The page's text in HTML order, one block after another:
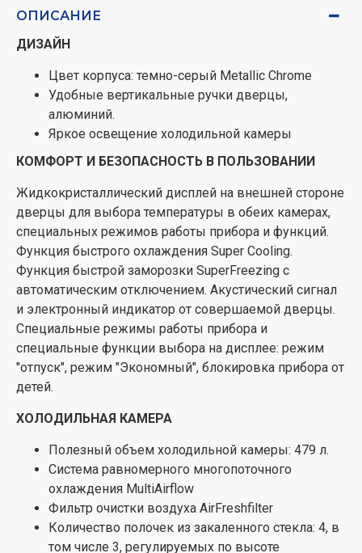
часов.
Количество прозрачных выдвижных боксов
Календарь замораживания
ТЕХНИЧЕСКАЯ ИНФОРМАЦИЯ
Навеска дверей: правосторонняя, с
возможностью перенавешивания.
ролики позади прибора
Мощность подключения: 100 Вт.
Необходимый переменный ток сети 221 – 240 V
ОПИСАНИЕ
ДИЗАЙН
Цвет корпуса: темно-серый Metallic Сhrome
Удобные вертикальные ручки дверцы,
алюминий.
Яркое освещение холодильной камеры
КОМФОРТ И БЕЗОПАСНОСТЬ В ПОЛЬЗОВАНИИ
Жидкокристаллический дисплей на внешней стороне
дверцы для выбора температуры в обеих камерах,
специальных режимов работы прибора и функций.
Функция быстрого охлаждения Super Cooling.
Функция быстрой заморозки SuperFreezing с
автоматическим отключением. Акустический сигнал
и электронный индикатор от совершаемой дверцы.
Специальные режимы работы прибора и
специальные функции выбора на дисплее: режим
"отпуск", режим "Экономный", блокировка прибора от
детей.
ХОЛОДИЛЬНАЯ КАМЕРА
Полезный объем холодильной камеры: 479 л.
Система равномерного многопоточного
охлаждения MultiAirflow
Фильтр очистки воздуха AirFreshfilter
Количество полочек из закаленного стекла: 4, в
том числе 3, регулируемых по высоте